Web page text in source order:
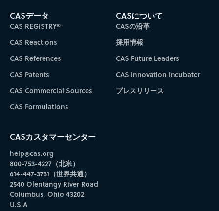
CASデータ
CAS REGISTRY®
CAS Reactions
CAS References
CAS Patents
CAS Commercial Sources
CAS Formulations
CASについて
CASの沿革
採用情報
CAS Future Leaders
CAS Innovation Incubator
プレスリリース
CASカスタマーセンター
help@cas.org
800-753-4227（北米）
614-447-3731（世界共通）
2540 Olentangy River Road
Columbus, Ohio 43202
U.S.A